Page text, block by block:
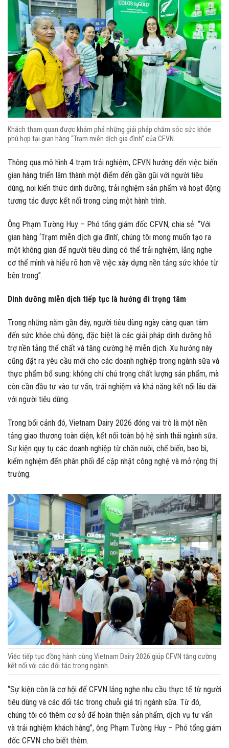
Khách tham quan được khám phá những giải pháp chăm sóc sức khỏe
phù hợp tại gian hàng “Trạm miễn dịch gia đình” của CFVN.
Thông qua mô hình 4 trạm trải nghiệm, CFVN hướng đến việc biến
gian hàng triển lãm thành một điểm đến gần gũi với người tiêu
dùng, nơi kiến thức dinh dưỡng, trải nghiệm sản phẩm và hoạt động
tương tác được kết nối trong cùng một hành trình.
Ông Phạm Tường Huy – Phó tổng giám đốc CFVN, chia sẻ: “Với
gian hàng ‘Trạm miễn dịch gia đình’, chúng tôi mong muốn tạo ra
một không gian để người tiêu dùng có thể trải nghiệm, lắng nghe
cơ thể mình và hiểu rõ hơn về việc xây dựng nền tảng sức khỏe từ
bên trong”.
Dinh dưỡng miễn dịch tiếp tục là hướng đi trọng tâm
Trong những năm gần đây, người tiêu dùng ngày càng quan tâm
đến sức khỏe chủ động, đặc biệt là các giải pháp dinh dưỡng hỗ
trợ nền tảng thể chất và tăng cường hệ miễn dịch. Xu hướng này
cũng đặt ra yêu cầu mới cho các doanh nghiệp trong ngành sữa và
thực phẩm bổ sung: không chỉ chú trọng chất lượng sản phẩm, mà
còn cần đầu tư vào tư vấn, trải nghiệm và khả năng kết nối lâu dài
với người tiêu dùng.
Trong bối cảnh đó, Vietnam Dairy 2026 đóng vai trò là một nền
tảng giao thương toàn diện, kết nối toàn bộ hệ sinh thái ngành sữa.
Sự kiện quy tụ các doanh nghiệp từ chăn nuôi, chế biến, bao bì,
kiểm nghiệm đến phân phối để cập nhật công nghệ và mở rộng thị
trường.
Việc tiếp tục đồng hành cùng Vietnam Dairy 2026 giúp CFVN tăng cường
kết nối với các đối tác trong ngành.
“Sự kiện còn là cơ hội để CFVN lắng nghe nhu cầu thực tế từ người
tiêu dùng và các đối tác trong chuỗi giá trị ngành sữa. Từ đó,
chúng tôi có thêm cơ sở để hoàn thiện sản phẩm, dịch vụ tư vấn
và trải nghiệm khách hàng”, ông Phạm Tường Huy – Phó tổng giám
đốc CFVN cho biết thêm.